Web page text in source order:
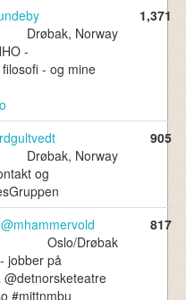
Drøbak, Norway
-
- og mine
1,371
Drøbak, Norway
og
905
@mhammervold
Oslo/Drøbak
jobber på
#mittnmbu
817